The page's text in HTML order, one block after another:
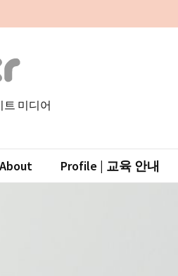
트 미디어
About Profile | 교육 안내